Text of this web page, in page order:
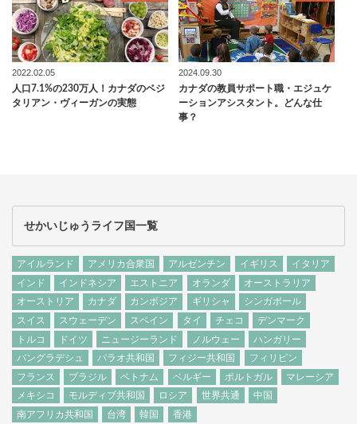
2022.02.05
人口7.1%の230万人！カナダのベジ
タリアン・ヴィーガンの実態
2024.09.30
カナダの教員サポート職・エジュケ
ーションアシスタント。どんな仕
事？
せかいじゅうライフ国一覧
アイルランド アメリカ合衆国 アルゼンチン イギリス
イタリア
インド
インドネシア エストニア オランダ
オーストラリア
オーストリア
カナダ カンボジア ギリシャ
シンガポール
スイス
スウェーデン スペイン タイ チェコ
デンマーク
トルコ
ドイツ ニュージーランド ノルウェー
ハンガリー
バングラデシュ
パラオ共和国 フィジー共和国
フィリピン
フランス
ブラジル ベトナム ベルギー ポルトガル
マレーシア
メキシコ
モルディブ共和国 ロシア 世界共通
中国
南アフリカ共和国
台湾 韓国 香港